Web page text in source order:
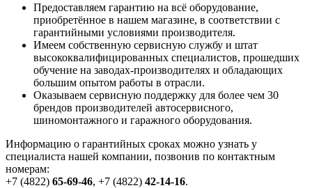
Предоставляем гарантию на всё оборудование,
приобретённое в нашем магазине, в соответствии с
гарантийными условиями производителя.
Имеем собственную сервисную службу и штат
высококвалифицированных специалистов, прошедших
обучение на заводах-производителях и обладающих
большим опытом работы в отрасли.
Оказываем сервисную поддержку для более чем 30
брендов производителей автосервисного,
шиномонтажного и гаражного оборудования.
Информацию о гарантийных сроках можно узнать у
специалиста нашей компании, позвонив по контактным
номерам:
+7 (4822) 65-69-46, +7 (4822) 42-14-16.